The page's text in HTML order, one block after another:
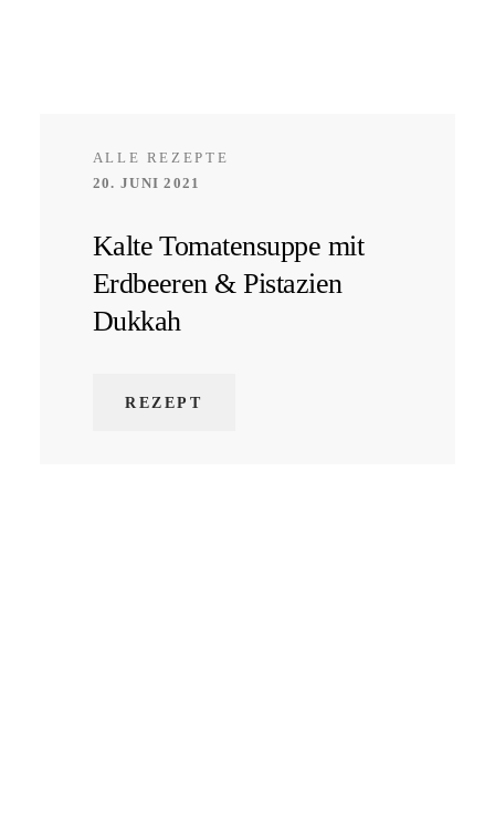
ALLE REZEPTE
20. JUNI 2021
Kalte Tomatensuppe mit
Erdbeeren & Pistazien
Dukkah
REZEPT